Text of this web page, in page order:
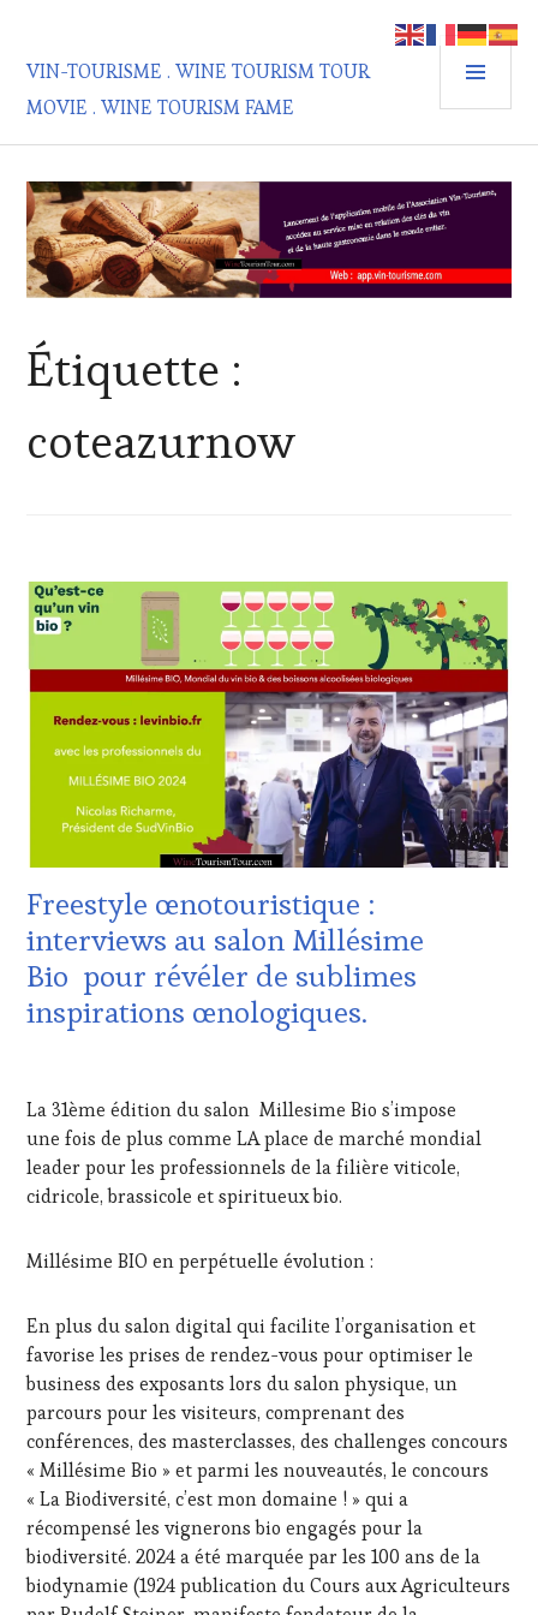
contenu
principal
VIN-TOURISME . WINE TOURISM TOUR
MOVIE . WINE TOURISM FAME
Étiquette :
coteazurnow
CLUB
WINE
TASTING
VOUCHER,
CORSICA,
DE-
PROVENCE,
DOMAINE
VITICOLE,
TOURISME,
EDITION
LES
CLÉS
DU
VIN
LA
HAUTE
GASTRONOMIE
FRANÇAISE,
INVITATIONS
WINE
MÉDIAS,
PRESSE
ÉCRITE,
RADIO,
TV,
WEB,
OENOTOURISME
PALETTE,
PARTENAIRES
VIN
TOURISME,
PRODUCTEURS
TERROIR
Freestyle œnotouristique :
interviews au salon Millésime
Bio pour révéler de sublimes
inspirations œnologiques.
2024
La 31ème édition du salon Millesime Bio s’impose
une fois de plus comme LA place de marché mondial
leader pour les professionnels de la filière viticole,
cidricole, brassicole et spiritueux bio.
Millésime BIO en perpétuelle évolution :
En plus du salon digital qui facilite l’organisation et
favorise les prises de rendez-vous pour optimiser le
business des exposants lors du salon physique, un
parcours pour les visiteurs, comprenant des
conférences, des masterclasses, des challenges concours
« Millésime Bio » et parmi les nouveautés, le concours
« La Biodiversité, c’est mon domaine ! » qui a
récompensé les vignerons bio engagés pour la
biodiversité. 2024 a été marquée par les 100 ans de la
biodynamie (1924 publication du Cours aux Agriculteurs